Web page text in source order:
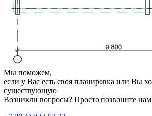
Мы поможем,
если у Вас есть своя планировка или Вы
существующую
Возникли вопросы? Просто позвоните